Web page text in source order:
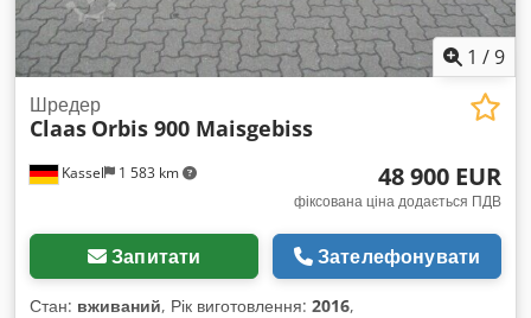
1 /9
Kassel 1 583 km
Шредер
Claas Orbis 900 Maisgebiss
48 900 EUR
фіксована ціна додається ПДВ
Запитати Зателефонувати
Стан: вживаний, Рік виготовлення: 2016,